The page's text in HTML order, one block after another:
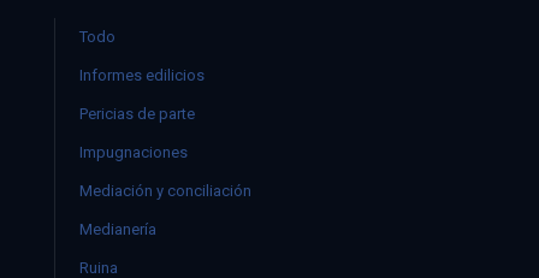
Todo
Informes edilicios
Pericias de parte
Impugnaciones
Mediación y conciliación
Medianería
Ruina